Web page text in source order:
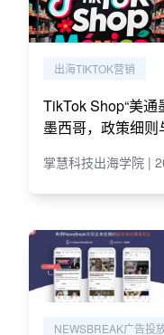
出海TIKTOK营销
TikTok Shop“美
墨西哥，政策细则
掌慧科技出海学院 |
NEWSBREAK广告投